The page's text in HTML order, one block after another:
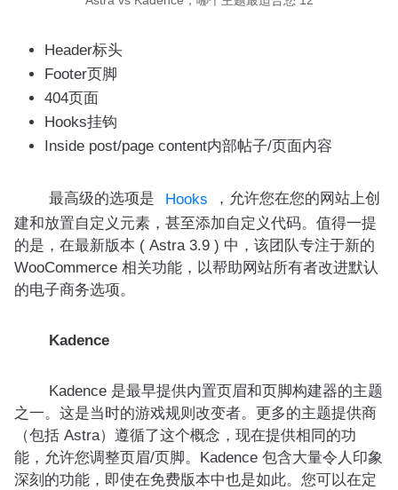
Header标头
Footer页脚
404页面
Hooks挂钩
Inside post/page content内部帖子/页面内容
最高级的选项是 Hooks
，允许您在您的网站上创
建和放置自定义元素，甚至添加自定义代码。值得一提
的是，在最新版本 ( Astra 3.9 ) 中，该团队专注于新的
WooCommerce 相关功能，以帮助网站所有者改进默认
的电子商务选项。
Kadence
Kadence 是最早提供内置页眉和页脚构建器的主题
之一。这是当时的游戏规则改变者。更多的主题提供商
（包括 Astra）遵循了这个概念，现在提供相同的功
能，允许您调整页眉/页脚。Kadence 包含大量令人印象
深刻的功能，即使在免费版本中也是如此。您可以在定